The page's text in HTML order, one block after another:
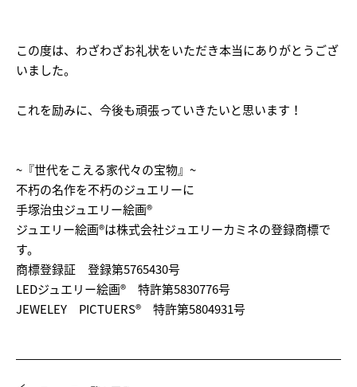
この度は、わざわざお礼状をいただき本当にありがとうござ
いました。
これを励みに、今後も頑張っていきたいと思います！
~『世代をこえる家代々の宝物』~
不朽の名作を不朽のジュエリーに
手塚治虫ジュエリー絵画®
ジュエリー絵画®は株式会社ジュエリーカミネの登録商標で
す。
商標登録証 登録第5765430号
LEDジュエリー絵画® 特許第5830776号
JEWELEY PICTUERS® 特許第5804931号